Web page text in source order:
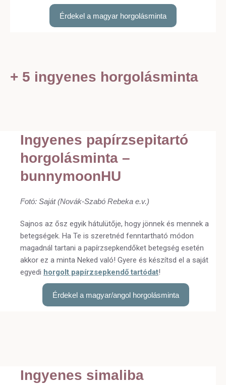
Érdekel a magyar horgolásminta
+ 5 ingyenes horgolásminta
Ingyenes papírzsepitartó
horgolásminta –
bunnymoonHU
Fotó: Saját (Novák-Szabó Rebeka e.v.)
Sajnos az ősz egyik hátulütője, hogy jönnek és mennek a
betegségek. Ha Te is szeretnéd fenntartható módon
magadnál tartani a papírzsepkendőket betegség esetén
akkor ez a minta Neked való! Gyere és készítsd el a saját
egyedi horgolt papírzsepkendő tartódat!
Érdekel a magyar/angol horgolásminta
Ingyenes simaliba